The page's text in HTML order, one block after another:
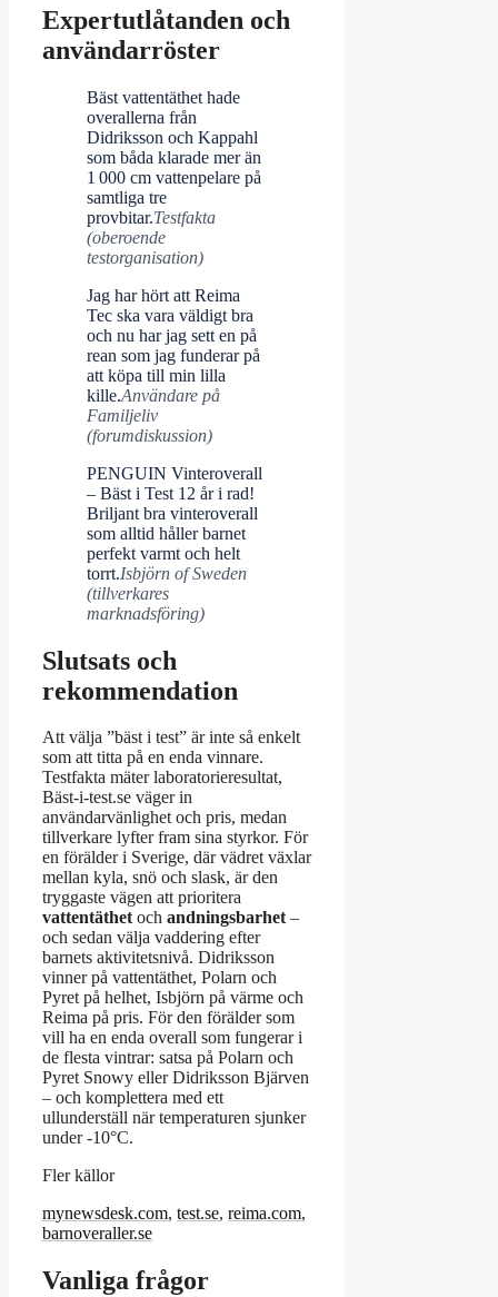
Expertutlåtanden och
användarröster
Bäst vattentäthet hade
overallerna från
Didriksson och Kappahl
som båda klarade mer än
1 000 cm vattenpelare på
samtliga tre
provbitar.Testfakta
(oberoende
testorganisation)
Jag har hört att Reima
Tec ska vara väldigt bra
och nu har jag sett en på
rean som jag funderar på
att köpa till min lilla
kille.Användare på
Familjeliv
(forumdiskussion)
PENGUIN Vinteroverall
– Bäst i Test 12 år i rad!
Briljant bra vinteroverall
som alltid håller barnet
perfekt varmt och helt
torrt.Isbjörn of Sweden
(tillverkares
marknadsföring)
Slutsats och
rekommendation
Att välja ”bäst i test” är inte så enkelt
som att titta på en enda vinnare.
Testfakta mäter laboratorieresultat,
Bäst-i-test.se väger in
användarvänlighet och pris, medan
tillverkare lyfter fram sina styrkor. För
en förälder i Sverige, där vädret växlar
mellan kyla, snö och slask, är den
tryggaste vägen att prioritera
vattentäthetoch andningsbarhet–
och sedan välja vaddering efter
barnets aktivitetsnivå. Didriksson
vinner på vattentäthet, Polarn och
Pyret på helhet, Isbjörn på värme och
Reima på pris. För den förälder som
vill ha en enda overall som fungerar i
de flesta vintrar: satsa på Polarn och
Pyret Snowy eller Didriksson Bjärven
– och komplettera med ett
ullunderställ när temperaturen sjunker
under -10°C.
Fler källor
mynewsdesk.com, test.se, reima.com,
barnoveraller.se
Vanliga frågor